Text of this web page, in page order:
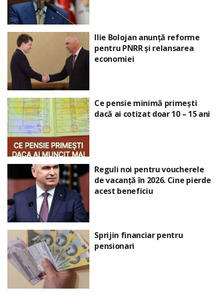
Ilie Bolojan anunță reforme
pentru PNRR și relansarea
economiei
Ce pensie minimă primești
dacă ai cotizat doar 10 – 15 ani
Reguli noi pentru voucherele
de vacanță în 2026. Cine pierde
acest beneficiu
Sprijin financiar pentru
pensionari